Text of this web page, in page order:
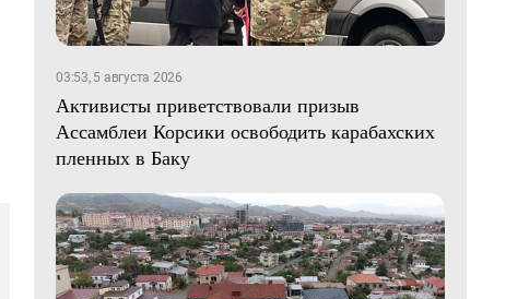
03:53, 5 августа 2026
Активисты приветствовали призыв
Ассамблеи Корсики освободить карабахских
пленных в Баку